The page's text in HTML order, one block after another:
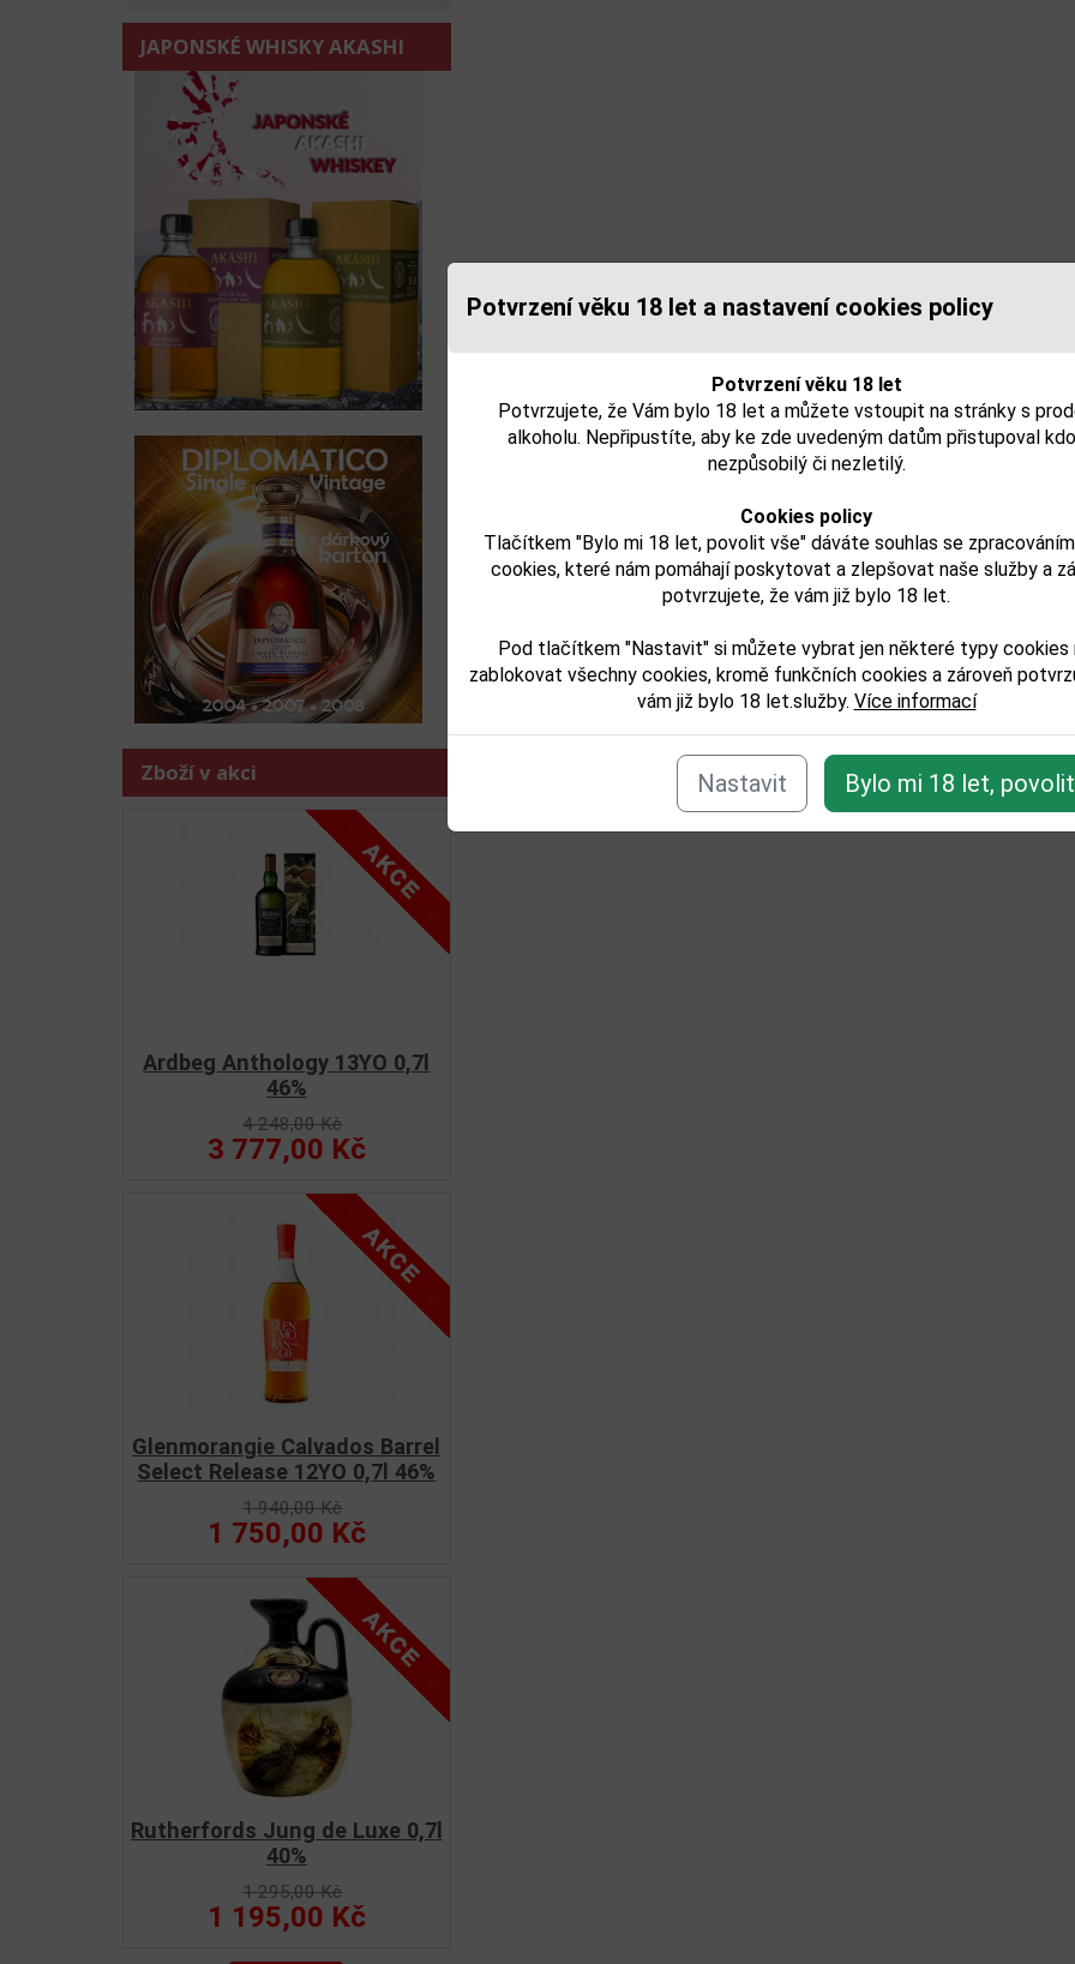
Potvrzení věku 18 let a nastavení cookies policy
Potvrzení věku 18 let
Potvrzujete, že Vám bylo 18 let a můžete vstoupit na stránky s
alkoholu. Nepřipustíte, aby ke zde uvedeným datům přistupoval
nezpůsobilý či nezletilý.
Cookies policy
Tlačítkem "Bylo mi 18 let, povolit vše" dáváte souhlas se
cookies, které nám pomáhají poskytovat a zlepšovat naše služby a
potvrzujete, že vám již bylo 18 let.
Pod tlačítkem "Nastavit" si můžete vybrat jen některé typy cookies
zablokovat všechny cookies, kromě funkčních cookies a zároveň
vám již bylo 18 let.služby. Více informací
Nastavit Bylo mi 18 let,
JAPONSKÉ WHISKY AKASHI
Zboží v akci
Ardbeg Anthology 13YO 0,7l
46%
4 248,00 Kč
3 777,00 Kč
Glenmorangie Calvados Barrel
Select Release 12YO 0,7l 46%
1 940,00 Kč
1 750,00 Kč
Rutherfords Jung de Luxe 0,7l
40%
1 295,00 Kč
1 195,00 Kč